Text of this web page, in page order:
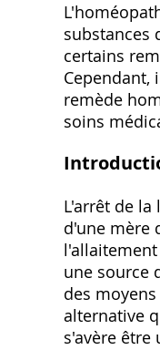
substances
certains
remède
soins
L'arrêt de la
d'une mère
une source
des
alternative
s'avère